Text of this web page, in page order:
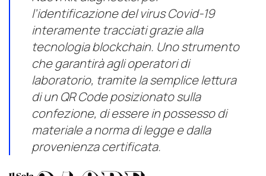
l’identificazione del virus Covid-19
interamente tracciati grazie alla
tecnologia blockchain. Uno strumento
che garantirà agli operatori di
laboratorio, tramite la semplice lettura
di un QR Code posizionato sulla
confezione, di essere in possesso di
materiale a norma di legge e dalla
provenienza certificata.